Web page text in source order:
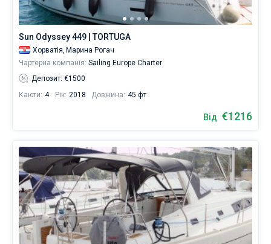
Sun Odyssey 449 | TORTUGA
Хорватія, Марина Рогач
Чартерна компанія: Sailing Europe Charter
Депозит: €1500
Каюти: 4 Рік: 2018 Довжина: 45 фт
Від €1216